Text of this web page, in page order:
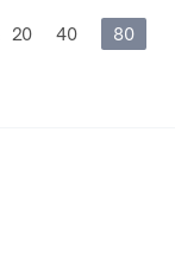
20 40 80